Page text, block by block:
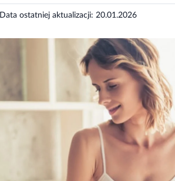
Data ostatniej aktualizacji: 20.01.2026